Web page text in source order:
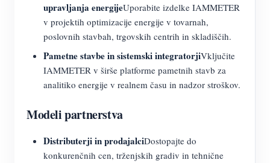
upravljanja energijeUporabite izdelke IAMMETER
v projektih optimizacije energije v tovarnah,
poslovnih stavbah, trgovskih centrih in skladiščih.
Pametne stavbe in sistemski integratorjiVključite
IAMMETER v širše platforme pametnih stavb za
analitiko energije v realnem času in nadzor stroškov.
Modeli partnerstva
Distributerji in prodajalciDostopajte do
konkurenčnih cen, trženjskih gradiv in tehnične